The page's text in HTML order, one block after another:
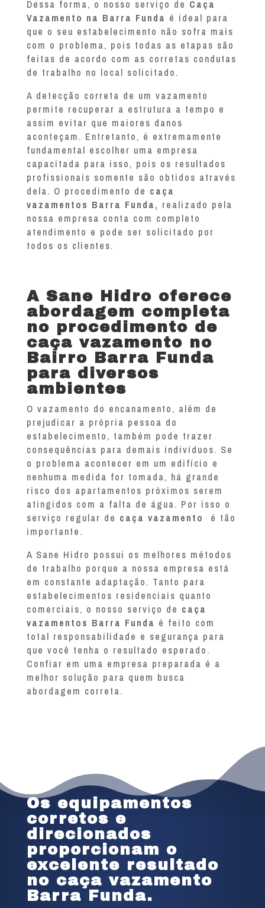
Dessa forma, o nosso serviço de Caça
Vazamento na Barra Funda é ideal para
que o seu estabelecimento não sofra mais
com o problema, pois todas as etapas são
feitas de acordo com as corretas condutas
de trabalho no local solicitado.
A detecção correta de um vazamento
permite recuperar a estrutura a tempo e
assim evitar que maiores danos
aconteçam. Entretanto, é extremamente
fundamental escolher uma empresa
capacitada para isso, pois os resultados
profissionais somente são obtidos através
dela. O procedimento de caça
vazamentos Barra Funda, realizado pela
nossa empresa conta com completo
atendimento e pode ser solicitado por
todos os clientes.
A Sane Hidro oferece
abordagem completa
no procedimento de
caça vazamento no
Bairro Barra Funda
para diversos
ambientes
O vazamento do encanamento, além de
prejudicar a própria pessoa do
estabelecimento, também pode trazer
consequências para demais indivíduos. Se
o problema acontecer em um edifício e
nenhuma medida for tomada, há grande
risco dos apartamentos próximos serem
atingidos com a falta de água. Por isso o
serviço regular de caça vazamento
é tão
importante.
A Sane Hidro possui os melhores métodos
de trabalho porque a nossa empresa está
em constante adaptação. Tanto para
estabelecimentos residenciais quanto
comerciais, o nosso serviço de caça
vazamentos Barra Funda é feito com
total responsabilidade e segurança para
que você tenha o resultado esperado.
Confiar em uma empresa preparada é a
melhor solução para quem busca
abordagem correta.
Os equipamentos
corretos e
direcionados
proporcionam o
excelente resultado
no caça vazamento
Barra Funda.